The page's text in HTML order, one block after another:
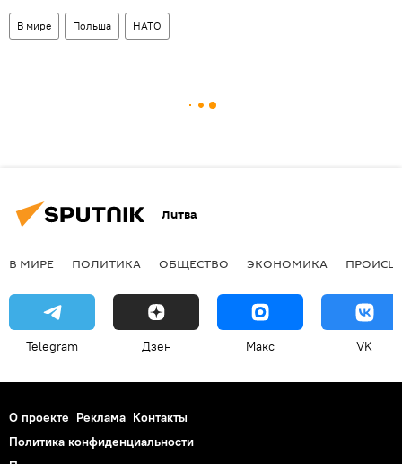
В мире Польша НАТО
Литва
В МИРЕ ПОЛИТИКА ОБЩЕСТВО ЭКОНОМИКА
Telegram Дзен Макс VK
О проекте Реклама Контакты
Политика конфиденциальности